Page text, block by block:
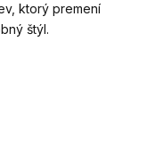
ktorý premení
štýl.